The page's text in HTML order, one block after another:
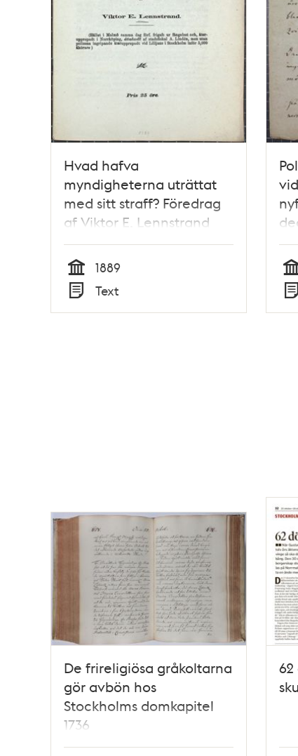
Hvad hafva
myndigheterna uträttat
med sitt straff? Föredrag
af Viktor E. Lennstrand
Tid
1889
Typ
Text Tid
Typ
De frireligiösa gråkoltarna
gör avbön hos
Stockholms domkapitel
1736